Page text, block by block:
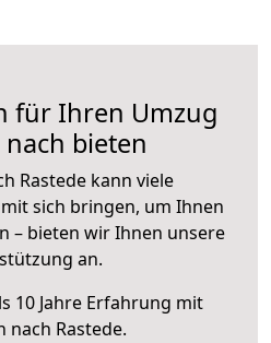
für Ihren Umzug
nach bieten
Rastede kann viele
sich bringen, um Ihnen
– bieten wir Ihnen unsere
an.
10 Jahre Erfahrung mit
nach Rastede.